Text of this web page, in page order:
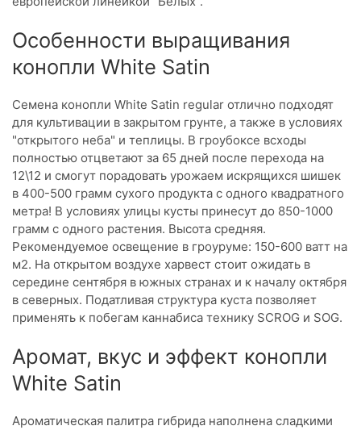
Особенности выращивания
конопли White Satin
Семена конопли White Satin regular отлично подходят
для культивации в закрытом грунте, а также в условиях
"открытого неба" и теплицы. В гроубоксе всходы
полностью отцветают за 65 дней после перехода на
12\12 и смогут порадовать урожаем искрящихся шишек
в 400-500 грамм сухого продукта с одного квадратного
метра! В условиях улицы кусты принесут до 850-1000
грамм с одного растения. Высота средняя.
Рекомендуемое освещение в гроуруме: 150-600 ватт на
м2. На открытом воздухе харвест стоит ожидать в
середине сентября в южных странах и к началу октября
в северных. Податливая структура куста позволяет
применять к побегам каннабиса технику SCROG и SOG.
Аромат, вкус и эффект конопли
White Satin
Ароматическая палитра гибрида наполнена сладкими